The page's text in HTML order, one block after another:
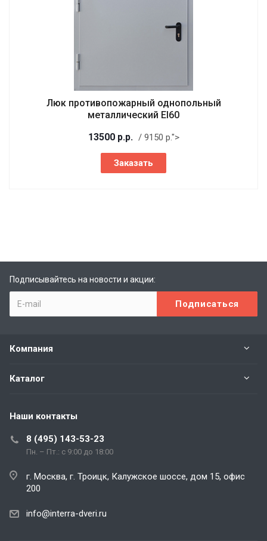
Люк противопожарный однопольный
металлический EI60
13500 р.р. / 9150 р.">
Заказать
Подписывайтесь на новости и акции:
Компания
Каталог
Наши контакты
8 (495) 143-53-23
Пн. – Пт.: с 9:00 до 18:00
г. Москва, г. Троицк, Калужское шоссе, дом 15, офис
200
info@interra-dveri.ru